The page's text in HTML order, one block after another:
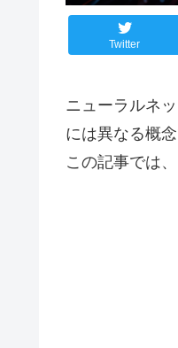
Twitter
ニューラルネ
には異なる概
この記事では